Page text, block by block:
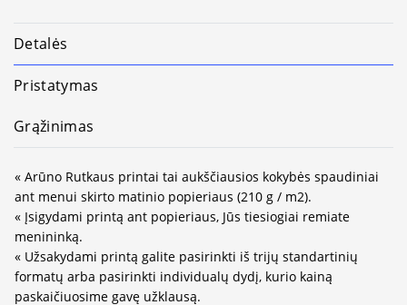
Detalės
Pristatymas
Grąžinimas
« Arūno Rutkaus printai tai aukščiausios kokybės spaudiniai
ant menui skirto matinio popieriaus (210 g / m2).
« Įsigydami printą ant popieriaus, Jūs tiesiogiai remiate
menininką.
« Užsakydami printą galite pasirinkti iš trijų standartinių
formatų arba pasirinkti individualų dydį, kurio kainą
paskaičiuosime gavę užklausą.